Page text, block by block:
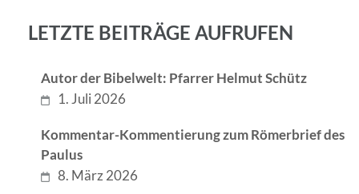
LETZTE BEITRÄGE AUFRUFEN
Autor der Bibelwelt: Pfarrer Helmut Schütz
1. Juli 2026
Kommentar-Kommentierung zum Römerbrief des
Paulus
8. März 2026